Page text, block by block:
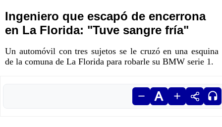
Ingeniero que escapó de encerrona
en La Florida: "Tuve sangre fría"
Un automóvil con tres sujetos se le cruzó en una esquina
de la comuna de La Florida para robarle su BMW serie 1.